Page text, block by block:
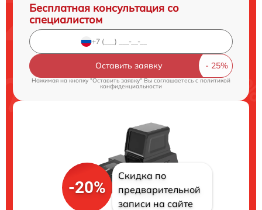
Бесплатная консультация со
специалистом
Оставить заявку
Нажимая на кнопку "Оставить заявку" Вы соглашаетесь cполитикой
конфиденциальности
-20%
Скидка по
предварительной
записи на сайте